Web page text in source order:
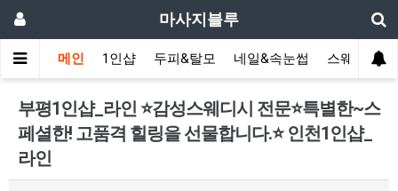
마사지블루
메인 1인샵 두피&탈모 네일&속눈썹 스웨디시(
부평1인샵_라인 ⭐️감성스웨디시 전문⭐️특별한~스
페셜한! 고품격 힐링을 선물합니다.⭐️ 인천1인샵_
라인